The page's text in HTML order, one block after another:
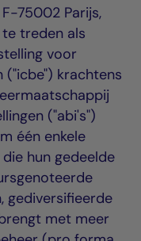
75002 Parijs,
treden als
voor
("icbe") krachtens
("abi's")
één enkele
hun gedeelde
gediversifieerde
met meer